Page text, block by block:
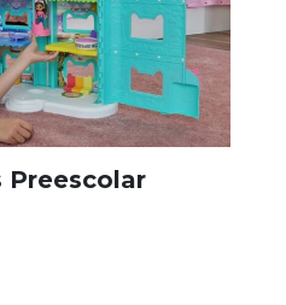
Preescolar